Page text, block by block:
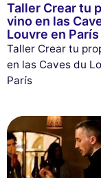
Taller Crear tu
vino en las
Louvre en París
Taller Crear tu
en las Caves du
París